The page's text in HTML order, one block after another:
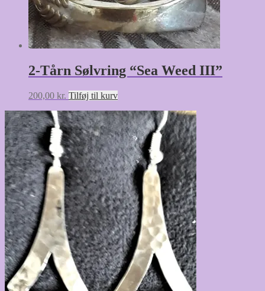
2-Tårn Sølvring “Sea Weed III”
200,00 kr. Tilføj til kurv